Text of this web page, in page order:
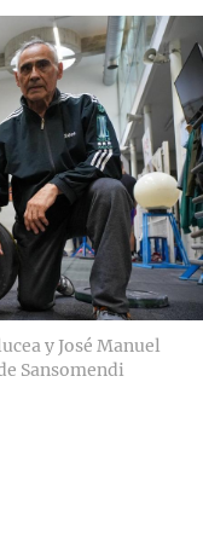
y José Manuel
Sansomendi